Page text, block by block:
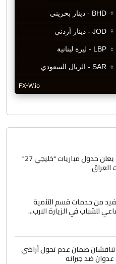
الاتحاد الخليجي يعلن جدول مباريات "خليجي 27"
العراق
من خدمات قسم التنمية
للشباب في الزيارة الارب...
تناقشان ضمان عدم تحول أراضي
عدوان ضد جيرانه